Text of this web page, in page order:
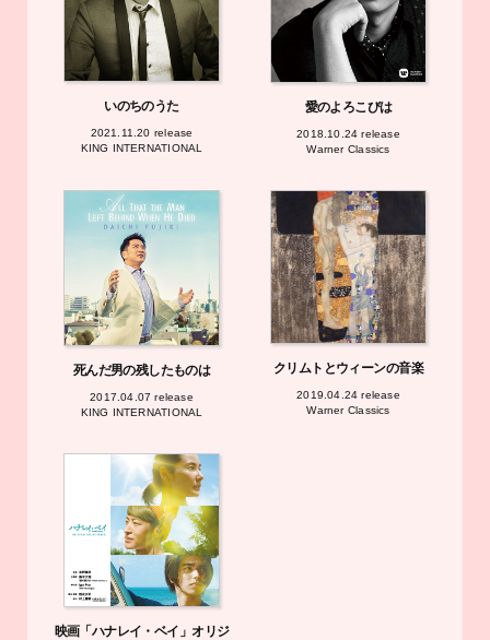
いのちのうた
2021.11.20 release
KING INTERNATIONAL
愛のよろこびは
2018.10.24 release
Warner Classics
死んだ男の残したものは
2017.04.07 release
KING INTERNATIONAL
クリムトとウィーンの音楽
2019.04.24 release
Warner Classics
映画「ハナレイ・ベイ」オリジ